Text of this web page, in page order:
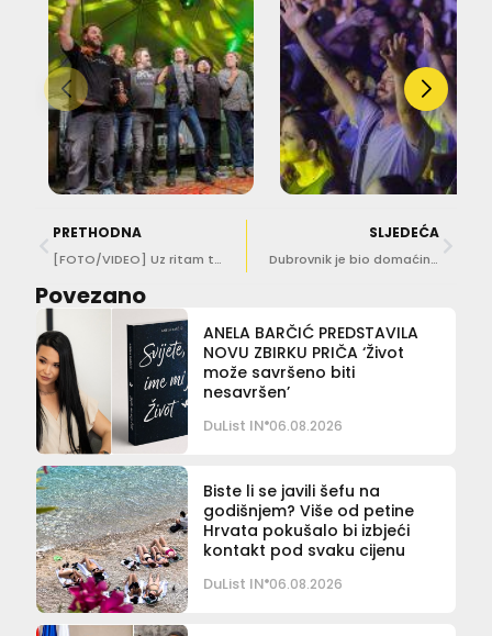
PRETHODNA
[FOTO/VIDEO] Uz ritam tanga započeo Epidaurus Festival, pogledajte tko je sve zaplesao…
SLJEDEĆA
Dubrovnik je bio domaćin tradicionalnih Jadranskih susreta
Povezano
ANELA BARČIĆ PREDSTAVILA
NOVU ZBIRKU PRIČA ‘Život
može savršeno biti
nesavršen’
DuList IN 06.08.2026
Biste li se javili šefu na
godišnjem? Više od petine
Hrvata pokušalo bi izbjeći
kontakt pod svaku cijenu
DuList IN 06.08.2026